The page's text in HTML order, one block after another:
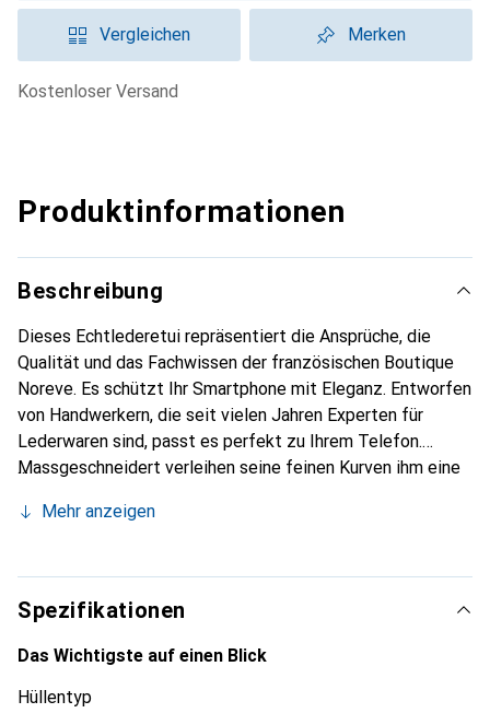
Vergleichen Merken
kostenloser Versand
Produktinformationen
Beschreibung
Dieses Echtlederetui repräsentiert die Ansprüche, die
Qualität und das Fachwissen der französischen Boutique
Noreve. Es schützt Ihr Smartphone mit Eleganz. Entworfen
von Handwerkern, die seit vielen Jahren Experten für
Lederwaren sind, passt es perfekt zu Ihrem Telefon.
Massgeschneidert verleihen seine feinen Kurven ihm eine
unverzichtbaren Accessoire für Ihr Smartphone.
die Marke Noreve eine sichere Wahl für eine
anspruchsvolle Kundschaft.
Mehr anzeigen
Spezifikationen
Das Wichtigste auf einen Blick
Hüllentyp